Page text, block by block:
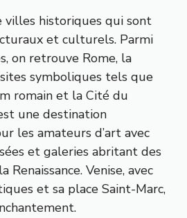
villes historiques qui sont
et culturels. Parmi
on retrouve Rome, la
symboliques tels que
romain et la Cité du
une destination
les amateurs d’art avec
et galeries abritant des
Renaissance. Venise, avec
et sa place Saint-Marc,